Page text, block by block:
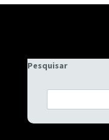
Pesquisar